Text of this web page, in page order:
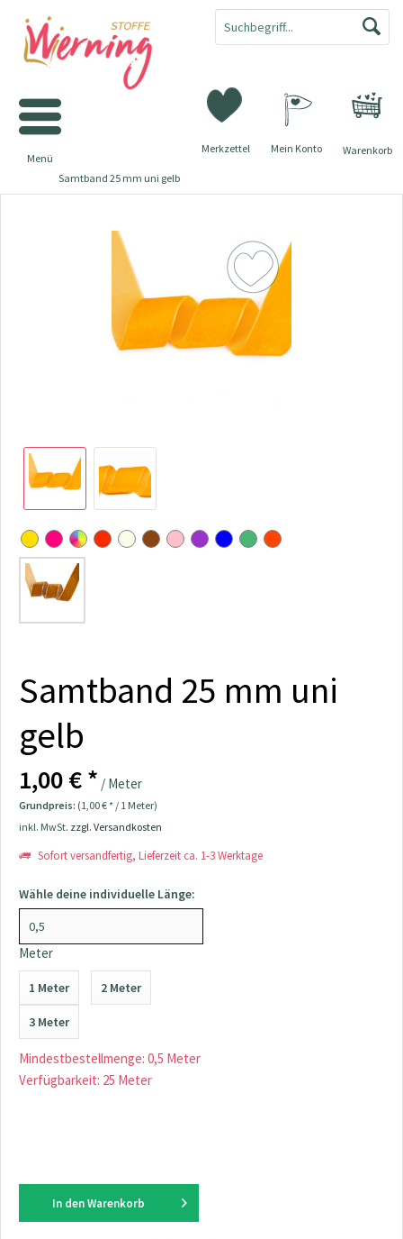
Warenkorb
Merkzettel Mein Konto
Menü
Samtband 25 mm uni gelb
Samtband 25 mm uni
gelb
1,00 € * / Meter
Grundpreis: (1,00 € * / 1 Meter)
inkl. MwSt. zzgl. Versandkosten
Sofort versandfertig, Lieferzeit ca. 1-3 Werktage
Wähle deine individuelle Länge:
Meter
1 Meter 2 Meter
3 Meter
Mindestbestellmenge: 0,5 Meter
Verfügbarkeit: 25 Meter
In den Warenkorb